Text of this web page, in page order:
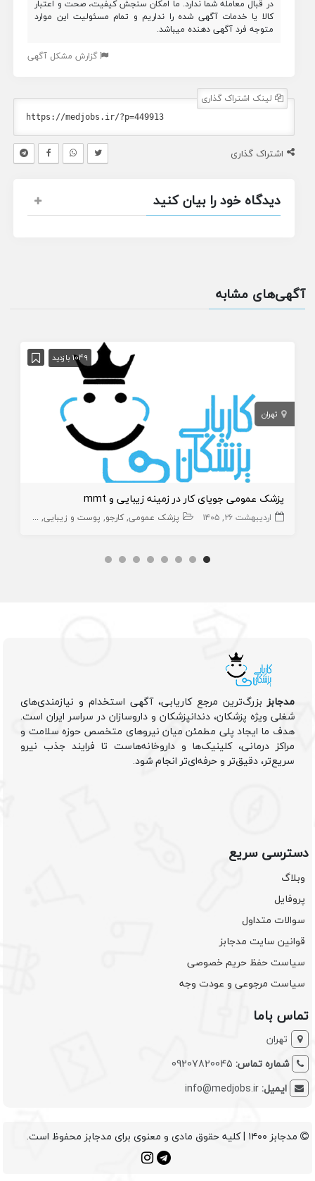
در قبال معامله شما ندارد. ما امکان سنجش کیفیت، صحت و اعتبار
کالا یا خدمات آگهی شده را نداریم و تمام مسئولیت این موارد
متوجه فرد آگهی دهنده میباشد.
گزارش مشکل آگهی
لینک اشتراک گذاری
اشتراک گذاری
دیدگاه خود را بیان کنید
آگهی‌های مشابه
1049 بازدید
تهران
پزشک عمومی جویای کار در زمینه زیبایی و mmt
اردیبهشت ۲۶, ۱۴۰۵ پزشک عمومی کارجو پوست و زیبایی زیبایی
مدجابزبزرگ‌ترین مرجع کاریابی، آگهی استخدام و نیازمندی‌های
شغلی ویژه پزشکان، دندانپزشکان و داروسازان در سراسر ایران است.
هدف ما ایجاد پلی مطمئن میان نیروهای متخصص حوزه سلامت و
مراکز درمانی، کلینیک‌ها و داروخانه‌هاست تا فرایند جذب نیرو
سریع‌تر، دقیق‌تر و حرفه‌ای‌تر انجام شود.
دسترسی سریع
وبلاگ
پروفایل
سوالات متداول
قوانین سایت مدجابز
سیاست حفظ حریم خصوصی
سیاست مرجوعی و عودت وجه
تماس باما
تهران
شماره تماس: 09207820045
ایمیل:info@medjobs.ir
مدجابز ۱۴۰۰ | کلیه حقوق مادی و معنوی برای مدجابز محفوظ است.